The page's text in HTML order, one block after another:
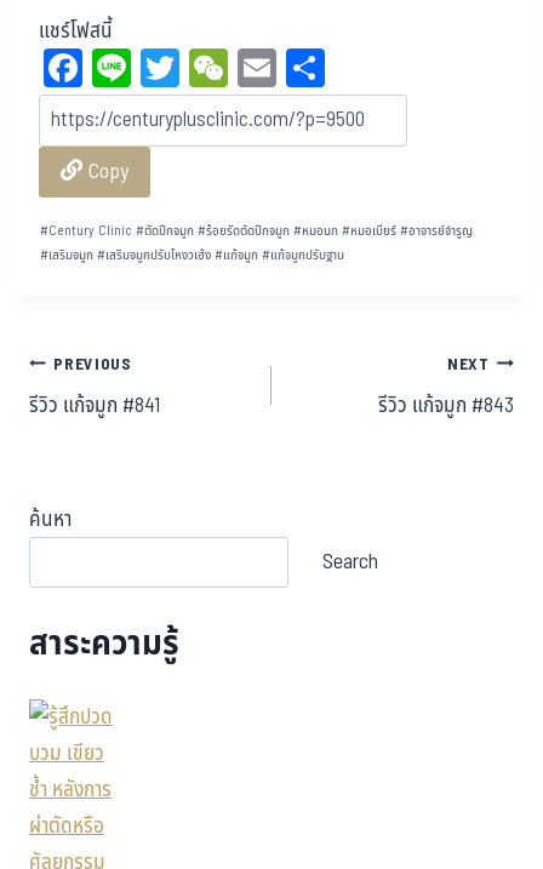
แชร์โฟสนี้
Fa
ce
bo
ok
Li
ne
T
wi
tt
W
eC
ha
E
m
ail
ar
e
Copy
#Century Clinic #ตัดปีกจมูก#ร้อยรัดตัดปีกจมูก#หมอนก#หมอเบียร์ #อาจารย์จำรูญ
#เสริมจมูก#เสริมจมูกปรับโหงวเฮ้ง#แก้จมูก#แก้จมูกปรับฐาน
PREVIOUS
รีวิว แก้จมูก #841
NEXT
รีวิว แก้จมูก #843
ค้นหา
Search
สาระความรู้